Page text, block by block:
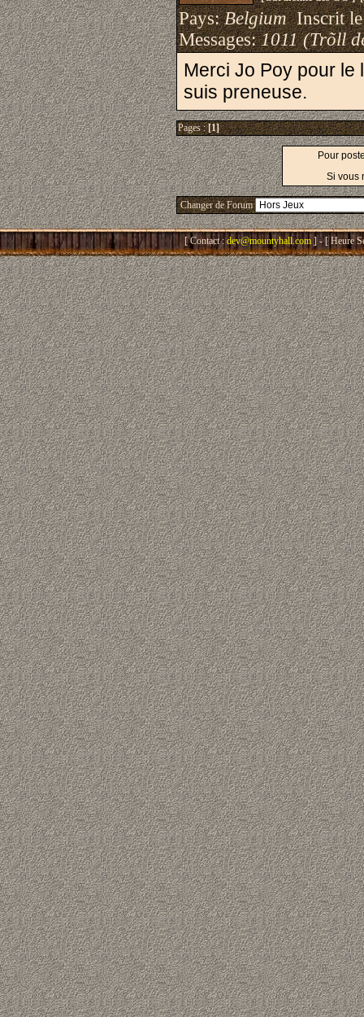
Pays:BelgiumInscrit
Messages:1011 (Trõll
Merci Jo Poy pour le
suis preneuse.
Pages :[1]
Pour
Si vous
Changer de Forum
[ Contact : dev@mountyhall.com ] - [ Heure